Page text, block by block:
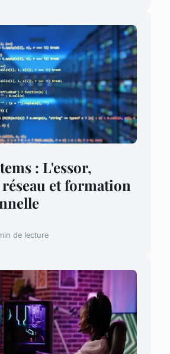
: L'essor,
et formation
de lecture